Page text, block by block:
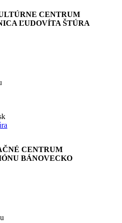
CENTRUM
ĽUDOVÍTA ŠTÚRA
CENTRUM
BÁNOVECKO